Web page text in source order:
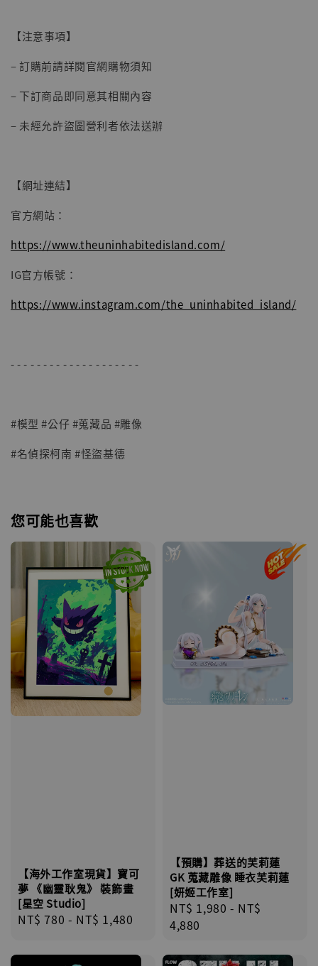
【注意事項】
– 訂購前請詳閱官網購物須知
– 下訂商品即同意其相關內容
– 未經允許盜圖營利者依法送辦
【網址連結】
官方網站：
https://www.theuninhabitedisland.com/
IG官方帳號：
https://www.instagram.com/the_uninhabited_island/
- - - - - - - - - - - - - - - - - - - -
#模型 #公仔 #蒐藏品 #雕像
#名偵探柯南 #怪盜基德
您可能也喜歡
【海外工作室現貨】寶可
夢 《幽靈耿鬼》 裝飾畫
[星空 Studio]
Regular
NT$ 780 - NT$ 1,480
【預購】葬送的芙莉蓮
GK 蒐藏雕像 睡衣芙莉蓮
[妍姬工作室]
Regular
price
NT$ 1,980 - NT$
4,880